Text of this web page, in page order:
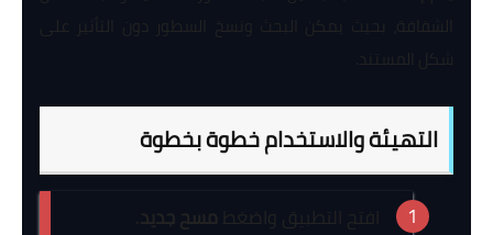
الشفافة، بحيث يمكن البحث ونسخ السطور دون التأثير على
شكل المستند.
التهيئة والاستخدام خطوة بخطوة
افتح التطبيق واضغط مسح جديد